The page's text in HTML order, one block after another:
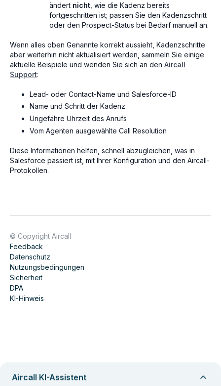
ändert nicht , wie die Kadenz bereits
fortgeschritten ist; passen Sie den Kadenzschritt
oder den Prospect-Status bei Bedarf manuell an.
Wenn alles oben Genannte korrekt aussieht, Kadenzschritte
aber weiterhin nicht aktualisiert werden, sammeln Sie einige
aktuelle Beispiele und wenden Sie sich an den Aircall
Support:
Lead- oder Contact-Name und Salesforce-ID
Name und Schritt der Kadenz
Ungefähre Uhrzeit des Anrufs
Vom Agenten ausgewählte Call Resolution
Diese Informationen helfen, schnell abzugleichen, was in
Salesforce passiert ist, mit Ihrer Konfiguration und den Aircall-
Protokollen.
© Copyright Aircall
Feedback
Datenschutz
Nutzungsbedingungen
Sicherheit
DPA
KI-Hinweis
Aircall KI-Assistent